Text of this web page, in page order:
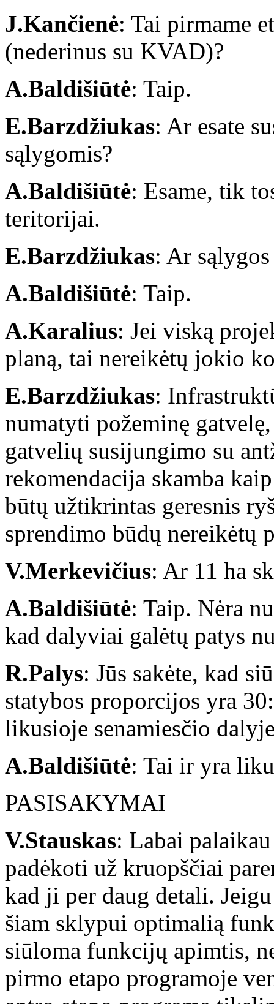
J.Kančienė: Tai pirmame
(nederinus su KVAD)?
A.Baldišiūtė: Taip.
E.Barzdžiukas: Ar esate
sąlygomis?
A.Baldišiūtė: Esame, tik
teritorijai.
E.Barzdžiukas: Ar
A.Baldišiūtė: Taip.
A.Karalius: Jei viską
planą, tai nereikėtų jokio
E.Barzdžiukas:
numatyti požeminę
gatvelių susijungimo su
rekomendacija skamba
būtų užtikrintas geresnis
sprendimo būdų
V.Merkevičius: Ar 11 ha
A.Baldišiūtė: Taip. Nėra
kad dalyviai galėtų patys
R.Palys: Jūs sakėte, kad
statybos proporcijos yra
likusioje senamiesčio
A.Baldišiūtė: Tai ir yra
PASISAKYMAI
V.Stauskas: Labai
padėkoti už kruopščiai
kad ji per daug detali.
šiam sklypui optimalią
siūloma funkcijų apimtis,
pirmo etapo programoje